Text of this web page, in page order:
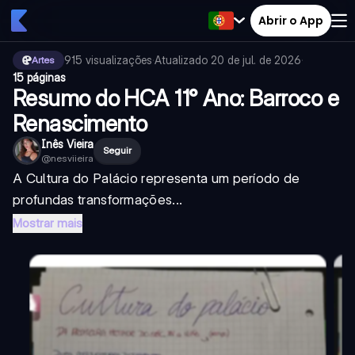
Abrir o App
Artes 915 visualizações·Atualizado 20 de jul. de 2026·
15 páginas
Resumo do HCA 11° Ano: Barroco e
Renascimento
Inês Vieira
@nesviieira
Seguir
A Cultura do Palácio representa um período de
profundas transformações...
Mostrar mais